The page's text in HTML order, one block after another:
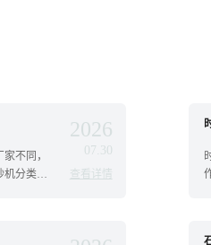
不同，
机分类比
2026
07.30
查看详情